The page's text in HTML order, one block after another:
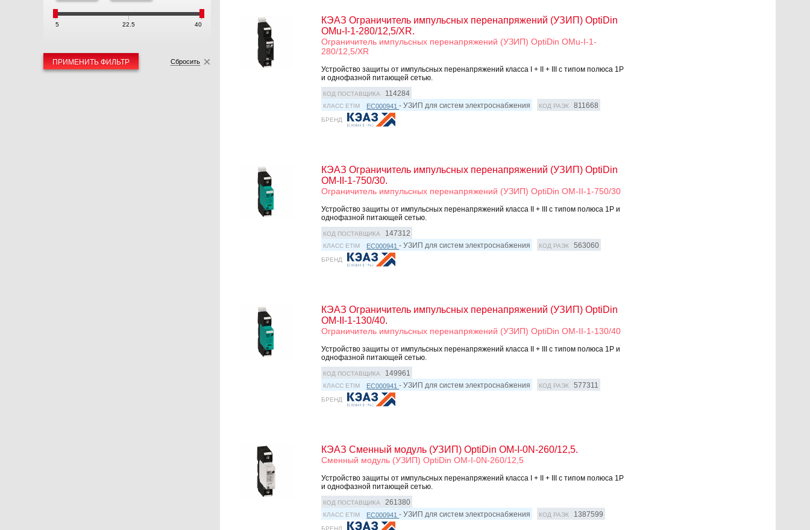
5 22.5 40
ПРИМЕНИТЬ ФИЛЬТР Сбросить
КЭАЗ Ограничитель импульсных перенапряжений (УЗИП) OptiDin
OMu-I-1-280/12,5/XR.
Ограничитель импульсных перенапряжений (УЗИП) OptiDin OMu-I-1-
280/12,5/XR
Устройство защиты от импульсных перенапряжений класса I + II + III с типом полюса 1P
и однофазной питающей сетью.
КОД ПОСТАВЩИКА 114284
КЛАСС ETIM EC000941- УЗИП для систем электроснабжения КОД РАЭК 811668
БРЕНД
КЭАЗ Ограничитель импульсных перенапряжений (УЗИП) OptiDin
OM-II-1-750/30.
Ограничитель импульсных перенапряжений (УЗИП) OptiDin OM-II-1-750/30
Устройство защиты от импульсных перенапряжений класса II + III с типом полюса 1P и
однофазной питающей сетью.
КОД ПОСТАВЩИКА 147312
КЛАСС ETIM EC000941- УЗИП для систем электроснабжения КОД РАЭК 563060
БРЕНД
КЭАЗ Ограничитель импульсных перенапряжений (УЗИП) OptiDin
OM-II-1-130/40.
Ограничитель импульсных перенапряжений (УЗИП) OptiDin OM-II-1-130/40
Устройство защиты от импульсных перенапряжений класса II + III с типом полюса 1P и
однофазной питающей сетью.
КОД ПОСТАВЩИКА 149961
КЛАСС ETIM EC000941- УЗИП для систем электроснабжения КОД РАЭК 577311
БРЕНД
КЭАЗ Сменный модуль (УЗИП) OptiDin OM-I-0N-260/12,5.
Сменный модуль (УЗИП) OptiDin OM-I-0N-260/12,5
Устройство защиты от импульсных перенапряжений класса I + II + III с типом полюса 1P
и однофазной питающей сетью.
КОД ПОСТАВЩИКА 261380
КЛАСС ETIM EC000941- УЗИП для систем электроснабжения КОД РАЭК 1387599
БРЕНД